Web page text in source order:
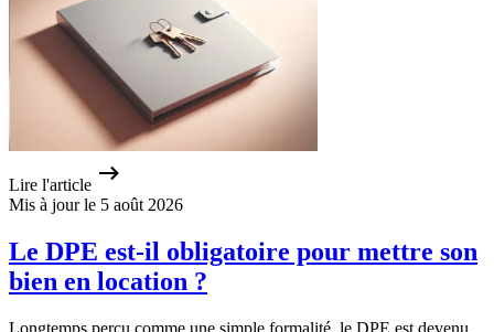
Lire l'article
Mis à jour le 5 août 2026
Le DPE est-il obligatoire pour mettre son
bien en location ?
Longtemps perçu comme une simple formalité, le DPE est devenu